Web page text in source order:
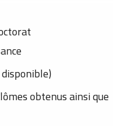
obtenus ainsi que